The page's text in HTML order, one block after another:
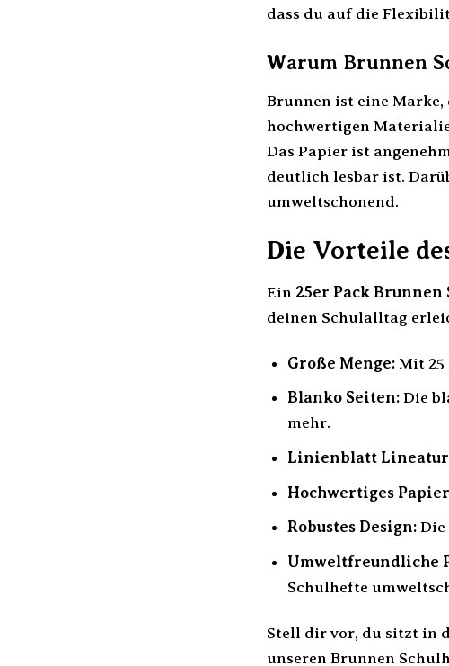
dass du auf die
Warum Brunnen
Brunnen ist eine
hochwertigen
Das Papier ist
deutlich lesbar ist.
umweltschonend.
Die Vorteile
Ein 25er Pack
deinen Schulalltag
Große Menge:Mit 25
Blanko Seiten:Die
mehr.
Linienblatt Lineatur
Hochwertiges
Robustes Design:Die
Umweltfreundliche
Schulhefte
Stell dir vor, du sitzt in
unseren Brunnen